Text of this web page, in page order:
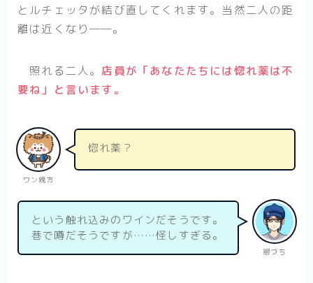
とルチェッタが結び直してくれます。当然二人の距
離は近くなり――。
照れる二人。 店員が「あなたたちには惚れ薬は不
要ね」と言います。
ワン親方
惚れ薬？
銀づち
という触れ込みのワインだそうです。
巷で噂だそうですが……怪しすぎる。